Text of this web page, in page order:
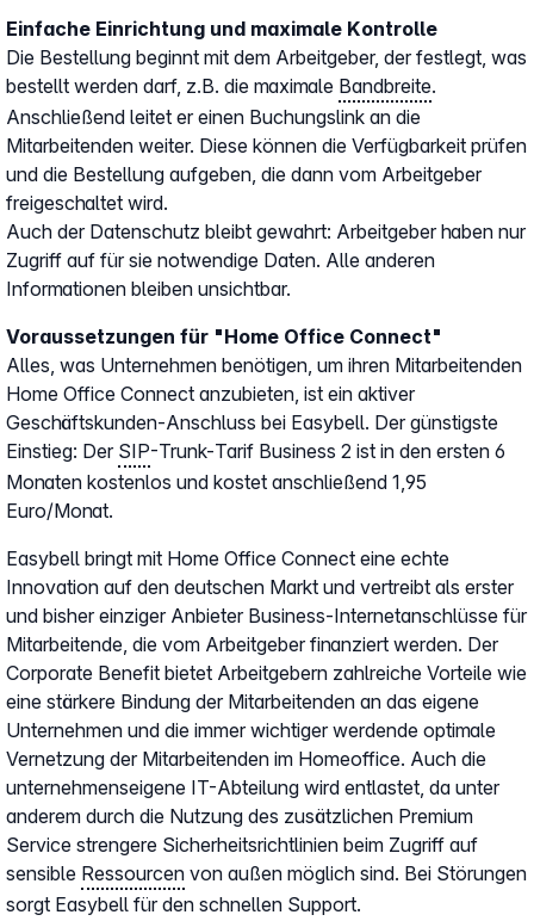
Einfache Einrichtung und maximale Kontrolle
Die Bestellung beginnt mit dem Arbeitgeber, der festlegt, was
bestellt werden darf, z.B. die maximale Bandbreite.
Anschließend leitet er einen Buchungslink an die
Mitarbeitenden weiter. Diese können die Verfügbarkeit prüfen
und die Bestellung aufgeben, die dann vom Arbeitgeber
freigeschaltet wird.
Auch der Datenschutz bleibt gewahrt: Arbeitgeber haben nur
Zugriff auf für sie notwendige Daten. Alle anderen
Informationen bleiben unsichtbar.
Voraussetzungen für "Home Office Connect"
Alles, was Unternehmen benötigen, um ihren Mitarbeitenden
Home Office Connect anzubieten, ist ein aktiver
Geschäftskunden-Anschluss bei Easybell. Der günstigste
Einstieg: Der SIP-Trunk-Tarif Business 2 ist in den ersten 6
Monaten kostenlos und kostet anschließend 1,95
Euro/Monat.
Easybell bringt mit Home Office Connect eine echte
Innovation auf den deutschen Markt und vertreibt als erster
und bisher einziger Anbieter Business-Internetanschlüsse für
Mitarbeitende, die vom Arbeitgeber finanziert werden. Der
Corporate Benefit bietet Arbeitgebern zahlreiche Vorteile wie
eine stärkere Bindung der Mitarbeitenden an das eigene
Unternehmen und die immer wichtiger werdende optimale
Vernetzung der Mitarbeitenden im Homeoffice. Auch die
unternehmenseigene IT-Abteilung wird entlastet, da unter
anderem durch die Nutzung des zusätzlichen Premium
Service strengere Sicherheitsrichtlinien beim Zugriff auf
sensible Ressourcen von außen möglich sind. Bei Störungen
sorgt Easybell für den schnellen Support.